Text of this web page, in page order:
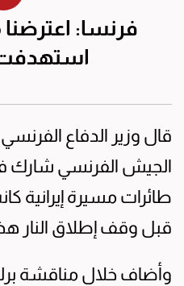
فرنسا: اعترضنا
قال وزير الدفاع
الجيش الفرنسي شارك
طائرات مسيرة إيرانية
قبل وقف إطلاق النار
وأضاف خلال مناقشة